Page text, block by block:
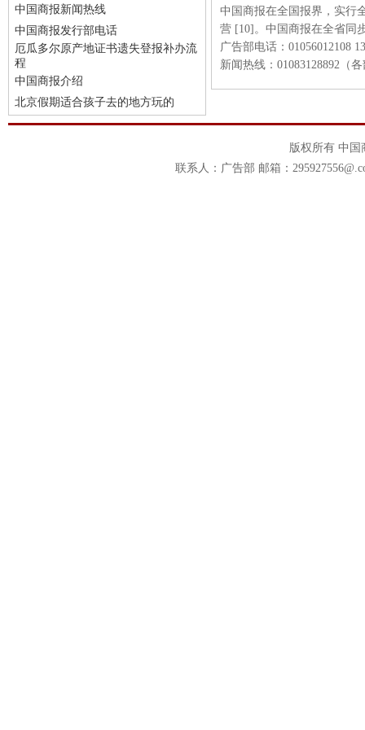
中国商报新闻热线
中国商报发行部电话
厄瓜多尔原产地证书遗失登报补办流
程
中国商报介绍
北京假期适合孩子去的地方玩的
中国商报在全国报界，实行
营 [10]。中国商报在全省同
广告部电话：01056012108
新闻热线：01083128892（
版权所有 中
联系人：广告部 邮箱：